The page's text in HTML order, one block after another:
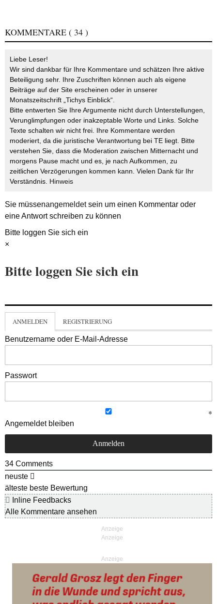
KOMMENTARE ( 34 )
Liebe Leser!
Wir sind dankbar für Ihre Kommentare und schätzen Ihre aktive
Beteiligung sehr. Ihre Zuschriften können auch als eigene
Beiträge auf der Site erscheinen oder in unserer
Monatszeitschrift „Tichys Einblick“.
Bitte entwerten Sie Ihre Argumente nicht durch Unterstellungen,
Verunglimpfungen oder inakzeptable Worte und Links. Solche
Texte schalten wir nicht frei. Ihre Kommentare werden
moderiert, da die juristische Verantwortung bei TE liegt. Bitte
verstehen Sie, dass die Moderation zwischen Mitternacht und
morgens Pause macht und es, je nach Aufkommen, zu
zeitlichen Verzögerungen kommen kann. Vielen Dank für Ihr
Verständnis. Hinweis
Sie müssenangemeldetsein um einen Kommentar oder
eine Antwort schreiben zu können
Bitte loggen Sie sich ein
×
Bitte loggen Sie sich ein
ANMELDEN REGISTRIERUNG
Benutzername oder E-Mail-Adresse
Passwort
Angemeldet bleiben
34 Comments
neuste
älteste beste Bewertung
Inline Feedbacks
Alle Kommentare ansehen
Anzeige